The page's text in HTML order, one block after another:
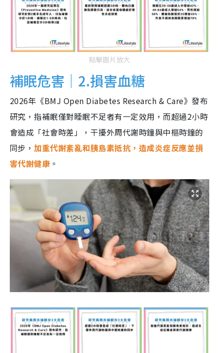
點擊圖片放大
補眠危害｜2.損害血糖
2026年《BMJ Open Diabetes Research & Care》發布
研究，指補眠僅對睡眠不足者有一定效用，而超過2小時
會造成「社會時差」，干擾外周代謝時鐘與中樞時鐘的
同步， 加重代謝紊亂和胰島素抵抗，造成炎症反應並損
害代謝健康 。